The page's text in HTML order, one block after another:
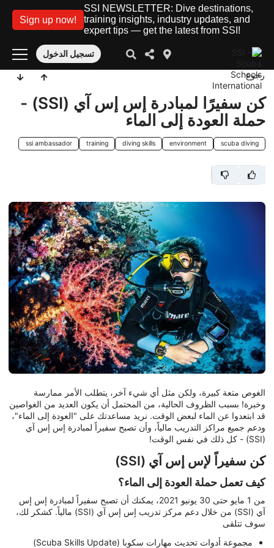
SSI NEWSLETTER: Dive destinations,
training insights, industry updates, and
expert tips — get the latest from SSI!
Sign up now!
تسجيل الدخول
رجوع
كن سفيرًا لمبادرة إس إس آي (SSI) -
حملة العودة إلى الماء
scuba diving
environment
diving skills
training
ssi ambassador
الغوص متعة كبيرة، ولكن مثل أي شيء آخر، يتطلب الأمر ممارسة
وخبرة! بسبب الظروف الحالية، من المحتمل أن يكون العديد من الغواصين
قد ابتعدوا عن الماء لبعض الوقت. نريد مساعدتك على "العودة إلى الماء"،
ودعم جميع مراكز التدريب مالياً، وأن تصبح سفيراً لمبادرة إس إس آي
(SSI) - كل ذلك في نفس الوقت!
كن سفيراً لإس إس آي (SSI)
كيف تعمل حملة العودة إلى الماء؟
من 1 مايو حتى 30 يونيو 2021، يمكنك أن تصبح سفيراً لمبادرة إس إس
آي (SSI) من خلال دعم مركز تدريب إس إس آي (SSI) مالياً. كشكر لك،
سوف تتلقى
مجموعة أدوات تحديث مهارات سكوبا (Scuba Skills Update)